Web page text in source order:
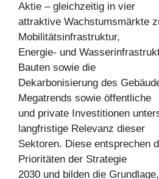
Aktie – gleichzeitig in vier
attraktive Wachstumsmärkte
Mobilitätsinfrastruktur,
Energie- und
Bauten sowie die
Dekarbonisierung des
Megatrends sowie öffentliche
und private Investitionen
langfristige Relevanz dieser
Sektoren. Diese entsprechen
Prioritäten der Strategie
2030 und bilden die